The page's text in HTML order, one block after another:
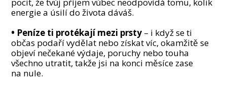
energie a úsilí do života dáváš.
• Peníze ti protékají mezi prsty – i když se ti
občas podaří vydělat nebo získat víc, okamžitě se
objeví nečekané výdaje, poruchy nebo touha
všechno utratit, takže jsi na konci měsíce zase
na nule.